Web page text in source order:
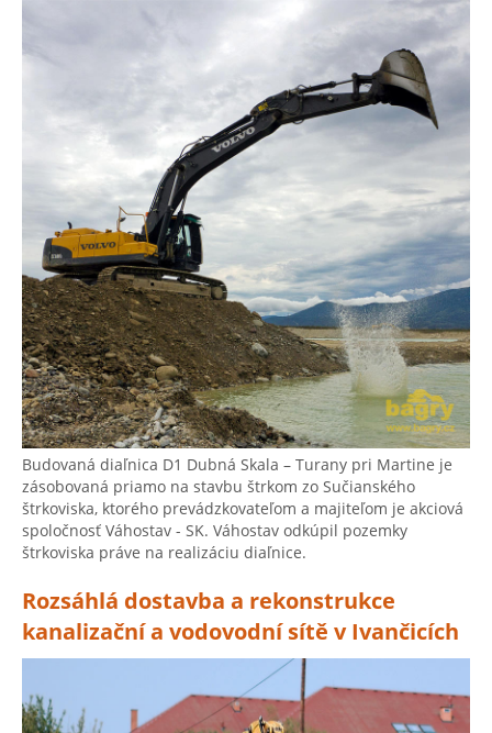
Budovaná diaľnica D1 Dubná Skala – Turany pri Martine je
zásobovaná priamo na stavbu štrkom zo Sučianského
štrkoviska, ktorého prevádzkovateľom a majiteľom je akciová
spoločnosť Váhostav - SK. Váhostav odkúpil pozemky
štrkoviska práve na realizáciu diaľnice.
Rozsáhlá dostavba a rekonstrukce
kanalizační a vodovodní sítě v Ivančicích